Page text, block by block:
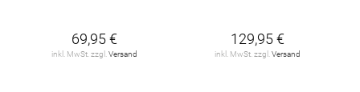
69,95 €
inkl. MwSt. zzgl. Versand
129,95 €
inkl. MwSt. zzgl. Versand